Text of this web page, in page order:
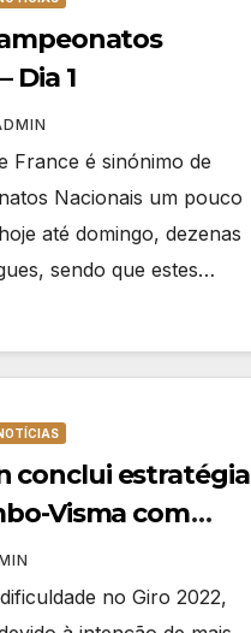
Dia 1
France é sinónimo de
Nacionais um pouco
até domingo, dezenas
sendo que estes…
conclui estratégia
Visma com
no Giro 2022,